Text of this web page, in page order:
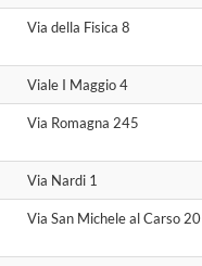
Via della Fisica 8
Viale I Maggio 4
Via Romagna 245
Via Nardi 1
Via San Michele al Carso 20